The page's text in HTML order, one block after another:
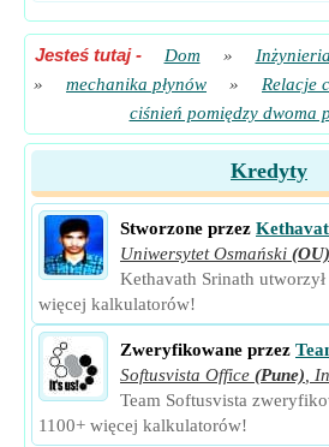
Jesteś tutaj- Dom » Inżynieria
»
mechanika płynów » Relacje
ciśnień pomiędzy dwoma
Kredyty
Stworzone przez
Uniwersytet Osmański (OU)
Kethavath Srinath
więcej kalkulatorów!
Zweryfikowane przez
Softusvista Office (Pune)
Team Softusvista
1100+ więcej kalkulatorów!